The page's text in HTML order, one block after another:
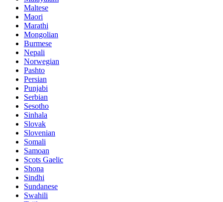
Maltese
Maori
Marathi
Mongolian
Burmese
Nepali
Norwegian
Pashto
Persian
Punjabi
Serbian
Sesotho
Sinhala
Slovak
Slovenian
Somali
Samoan
Scots Gaelic
Shona
Sindhi
Sundanese
Swahili